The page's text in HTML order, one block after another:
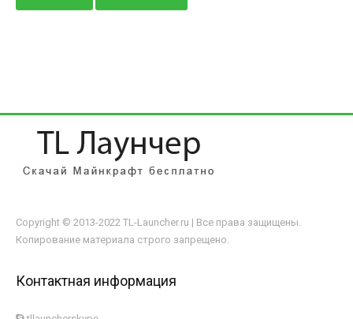
Copyright © 2013-2022 TL-Launcher.ru | Все права защищены.
Копирование материала строго запрещено.
Контактная информация